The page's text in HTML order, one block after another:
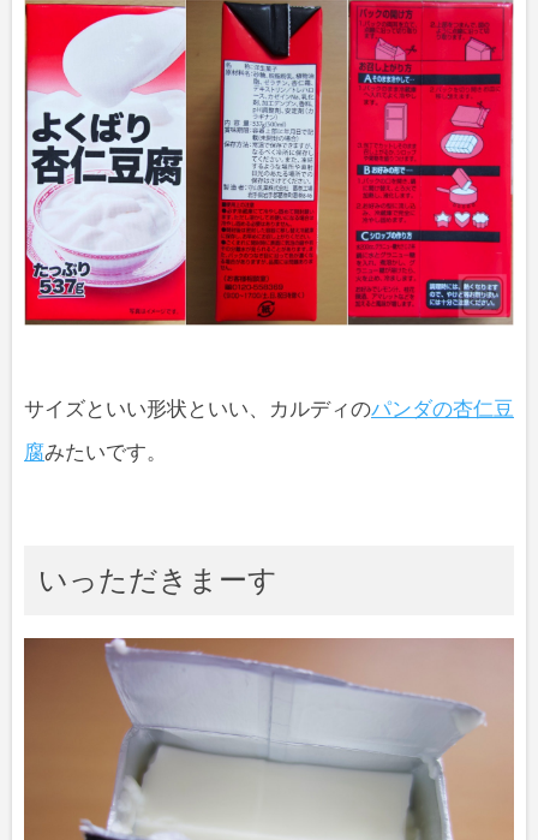
サイズといい形状といい、カルディのパンダの杏仁豆
腐みたいです。
いっただきまーす